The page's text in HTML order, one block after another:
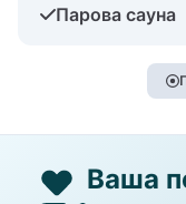
Парова сауна
Ваша